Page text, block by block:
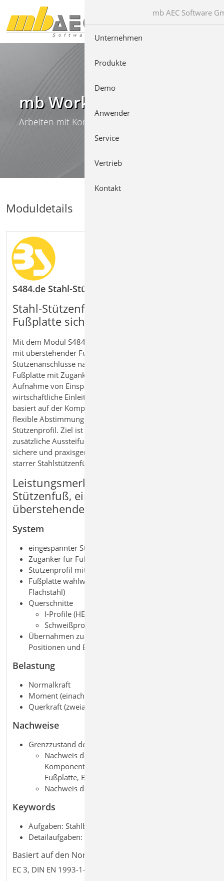
Direkt zur Hauptnavigation springen
Direkt zum Inhalt springen
mb WorkSuite
Arbeiten mit Komfort
Moduldetails
S484.de Stahl-Stützenfuß, eingespannt mit
Stahl‑Stützenf
Fußplatte sicher bemessen
Mit dem Modul S484.de Stahl‑Stützenfuß, eingespannt
mit überstehender Fußplatte bemessen Sie biegesteife
Stützenanschlüsse nach Eurocode 3. Die überstehende
Fußplatte mit Zugankern ermöglicht die sichere
Aufnahme von Einspannmomenten und deren
wirtschaftliche Einleitung in das Fundament. Das Modul
basiert auf der Komponentenmethode und erlaubt eine
flexible Abstimmung von Fußplatte, Ankern und
Stützenprofil. Ziel ist eine effiziente Konstruktion ohne
zusätzliche Aussteifungsrippen. So erhalten Sie eine
sichere und praxisgerechte Lösung für die Bemessung
starrer Stahlstützenfüße.
Leistungsmerkmale S484.de Stahl-
Stützenfuß, eingespannt mit
überstehender Fußplatte
System
eingespannter Stahl-Stützenfuß mit Fußplatte
Zuganker für Fußplatte
Stützenprofil mit überstehender Fußplatte
Fußplatte wahlweise mit Schubdübel (Profil,
Flachstahl)
Querschnitte
I-Profile (HEA, HEB …)
Schweißprofile (symmetrisch)
Übernahmen zum Detailnachweis aus BauStatik-
Positionen und EuroSta.stahl-Modellen
Belastung
Normalkraft
Moment (einachsig)
Querkraft (zweiachsig)
Nachweise
Grenzzustand der Tragfähigkeit, EC 3
Nachweis des Anschlusses nach der
Komponentenmethode (Schweißnähte, Anker,
Fußplatte, Betonpressung)
Nachweis der Schubkrafteinleitung
Keywords
Aufgaben: Stahlbau; Tragwerksplanung
Detailaufgaben: Anschluss; Stütze
Basiert auf den Normen:
EC 3, DIN EN 1993-1-8:2010-12
mb AEC Software
Unternehmen
Produkte
Demo
Anwender
Service
Vertrieb
Kontakt